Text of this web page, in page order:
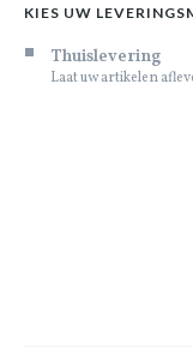
KIES UW
Thuislevering
Laat uw artikelen